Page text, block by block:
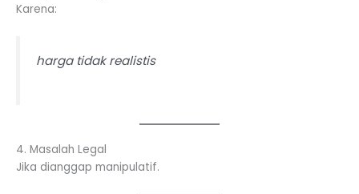
Karena:
harga tidak realistis
4. Masalah Legal
Jika dianggap manipulatif.